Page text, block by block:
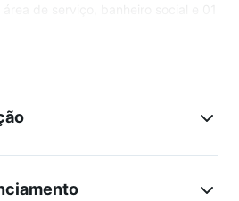
possui área de lazer
e salão de jogos. Aceita
vias locais de fácil acesso.
essa oportunidade!